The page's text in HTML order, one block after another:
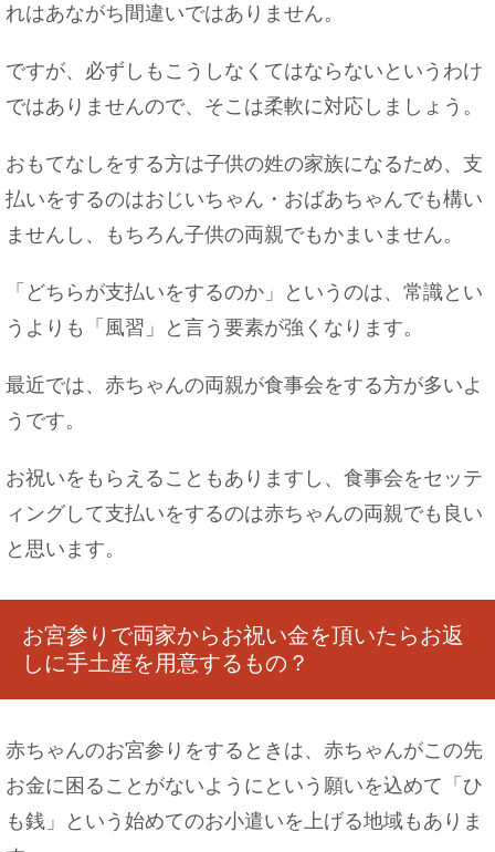
車のペダルにペダルカバーを取り付けよう！その
やり方を解説！
色白の女性がモテるのはなぜ？色白女性の魅力に
カナヘビを初めて飼育する人は、与えるエサにつ
れはあながち間違いではありません。
ですが、必ずしもこうしなくてはならないというわけ
ではありませんので、そこは柔軟に対応しましょう。
おもてなしをする方は子供の姓の家族になるため、支
払いをするのはおじいちゃん・おばあちゃんでも構い
ませんし、もちろん子供の両親でもかまいません。
「どちらが支払いをするのか」というのは、常識とい
うよりも「風習」と言う要素が強くなります。
最近では、赤ちゃんの両親が食事会をする方が多いよ
うです。
お祝いをもらえることもありますし、食事会をセッテ
ィングして支払いをするのは赤ちゃんの両親でも良い
と思います。
お宮参りで両家からお祝い金を頂いたらお返
しに手土産を用意するもの？
赤ちゃんのお宮参りをするときは、赤ちゃんがこの先
お金に困ることがないようにという願いを込めて「ひ
も銭」という始めてのお小遣いを上げる地域もありま